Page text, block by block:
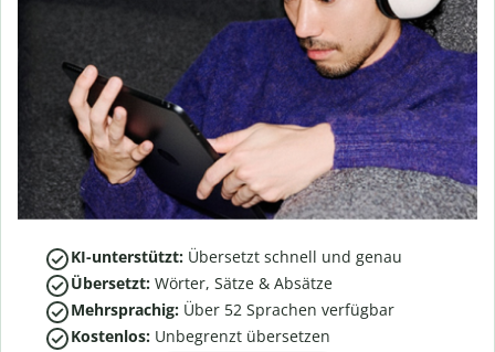
KI-unterstützt: Übersetzt schnell und genau
Übersetzt: Wörter, Sätze & Absätze
Mehrsprachig: Über 52 Sprachen verfügbar
Kostenlos: Unbegrenzt übersetzen